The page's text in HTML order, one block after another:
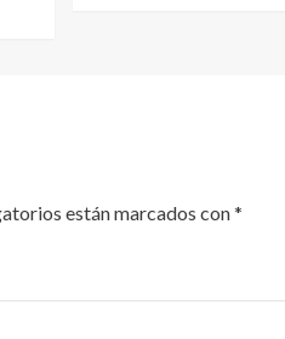
están marcados con*